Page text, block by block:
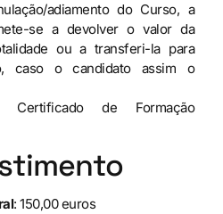
adiamento do Curso, a
se a devolver o valor da
ou a transferi-la para
caso o candidato assim o
Certificado de Formação
: 150,00 euros